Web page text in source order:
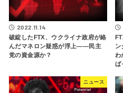
2022.11.14
破綻したFTX、ウクライナ政府が絡
んだマネロン疑惑が浮上――民主
党の資金源か？
ン
わ
ば
ニュース